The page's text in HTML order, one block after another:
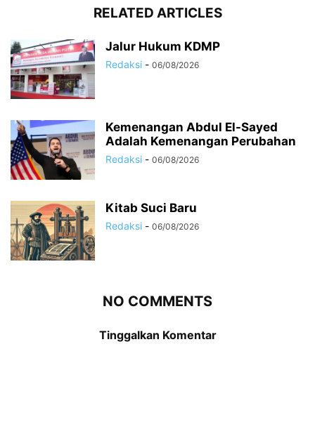
RELATED ARTICLES
Jalur Hukum KDMP
Redaksi - 06/08/2026
Kemenangan Abdul El-Sayed
Adalah Kemenangan Perubahan
Redaksi - 06/08/2026
Kitab Suci Baru
Redaksi - 06/08/2026
NO COMMENTS
Tinggalkan Komentar